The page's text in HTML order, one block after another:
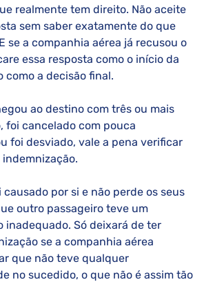
realmente tem direito. Não aceite
sem saber exatamente do que
se a companhia aérea já recusou o
essa resposta como o início da
como a decisão final.
ao destino com três ou mais
foi cancelado com pouca
foi desviado, vale a pena verificar
causado por si e não perde os seus
outro passageiro teve um
inadequado. Só deixará de ter
se a companhia aérea
que não teve qualquer
no sucedido, o que não é assim tão